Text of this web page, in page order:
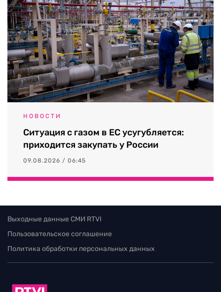
НОВОСТИ
Ситуация с газом в ЕС усугубляется:
приходится закупать у России
09.08.2026 / 06:45
Выходные данные СМИ RTVI
Пользовательское соглашение
Политика обработки персональных данных